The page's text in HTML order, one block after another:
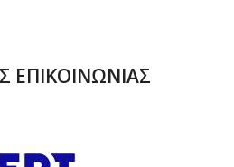
ΕΠΙΚΟΙΝΩΝΙΑΣ